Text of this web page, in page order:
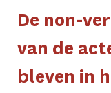
De non-
van de
bleven in